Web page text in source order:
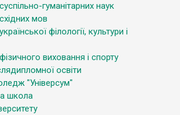
гуманітарних наук
мов
філології, культури і
виховання і спорту
освіти
"Універсум"
школа